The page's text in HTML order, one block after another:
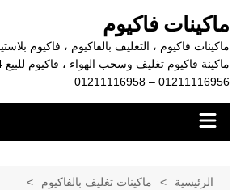
المحتوى
ماكينات فاكيوم
ماكينات فاكيوم ، التغليف بالفاكيوم ، فاكيوم
01211116956 – 01211116958
الرئيسية
ماكينات تغليف بالفاكيوم